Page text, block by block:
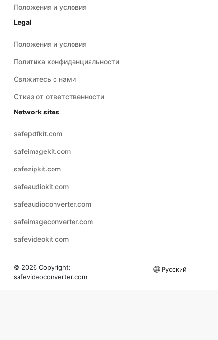
Положения и условия
Legal
Положения и условия
Политика конфиденциальности
Свяжитесь с нами
Отказ от ответственности
Network sites
safepdfkit.com
safeimagekit.com
safezipkit.com
safeaudiokit.com
safeaudioconverter.com
safeimageconverter.com
safevideokit.com
© 2026 Copyright:
safevideoconverter.com
Русский